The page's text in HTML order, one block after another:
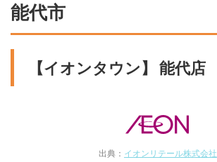
能代市
【イオンタウン】 能代店
出典： イオンリテール株式会社